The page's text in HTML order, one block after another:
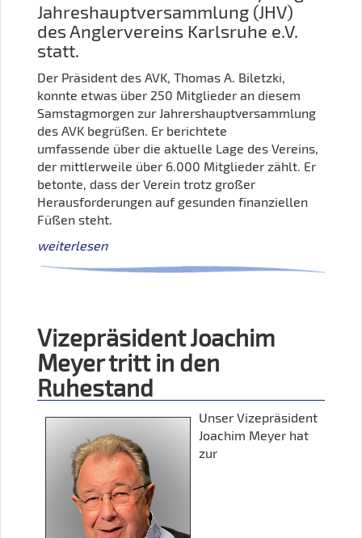
Jahreshauptversammlung (JHV)
des Anglervereins Karlsruhe e.V.
statt.
Der Präsident des AVK, Thomas A. Biletzki,
konnte etwas über 250 Mitglieder an diesem
Samstagmorgen zur Jahrershauptversammlung
des AVK begrüßen. Er berichtete
umfassende über die aktuelle Lage des Vereins,
der mittlerweile über 6.000 Mitglieder zählt. Er
betonte, dass der Verein trotz großer
Herausforderungen auf gesunden finanziellen
Füßen steht.
weiterlesen
Vizepräsident Joachim
Meyer tritt in den
Ruhestand
Unser Vizepräsident
Joachim Meyer hat
zur